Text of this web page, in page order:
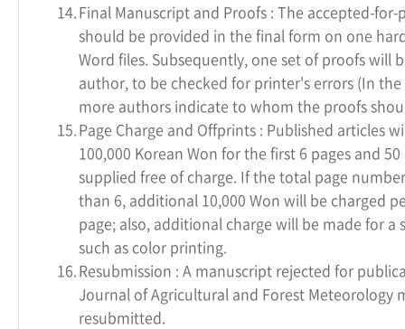
14.Final Manuscript and Proofs : The accepted-
should be provided in the final form on one
Word files. Subsequently, one set of proofs will
author, to be checked for printer's errors (In
more authors indicate to whom the proofs
15.Page Charge and Offprints : Published articles
100,000 Korean Won for the first 6 pages and
supplied free of charge. If the total page
than 6, additional 10,000 Won will be charged
page; also, additional charge will be made for a
such as color printing.
16.Resubmission : A manuscript rejected for
Journal of Agricultural and Forest Meteorology
resubmitted.